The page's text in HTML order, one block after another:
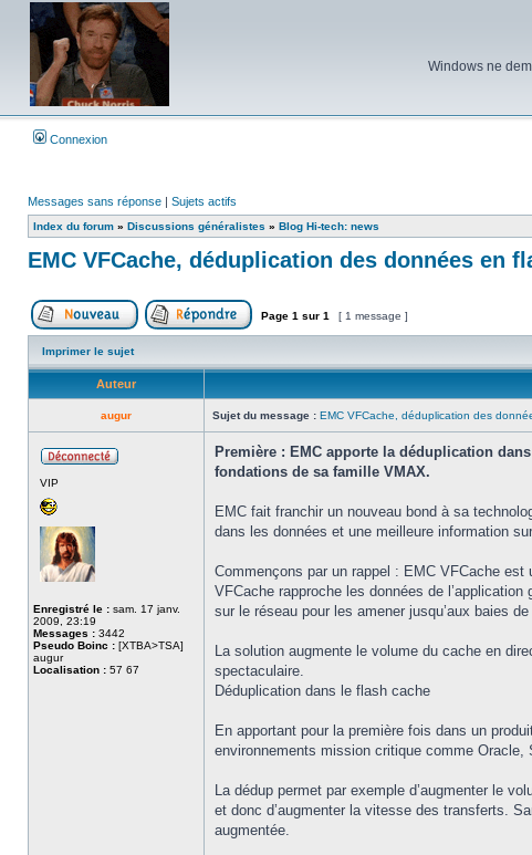
Windows ne
Connexion
Messages sans réponse | Sujets actifs
Index du forum » Discussions généralistes » Blog Hi-tech: news
EMC VFCache, déduplication des données en
Poster un nouveau sujetRépondre au sujet
Page 1 sur 1 [ 1 message ]
Imprimer le sujet
Auteur
augur Sujet du message : EMC VFCache, déduplication des
VIP
Enregistré le : sam. 17 janv.
2009, 23:19
Messages : 3442
Pseudo Boinc : [XTBA>TSA]
augur
Localisation : 57 67
Première : EMC apporte la déduplication
fondations de sa famille VMAX.
EMC fait franchir un nouveau bond à sa
dans les données et une meilleure information
Commençons par un rappel : EMC VFCache
VFCache rapproche les données de
sur le réseau pour les amener jusqu’aux baies
La solution augmente le volume du cache en
spectaculaire.
Déduplication dans le flash cache
En apportant pour la première fois dans un
environnements mission critique comme Oracle,
La dédup permet par exemple d’augmenter le
et donc d’augmenter la vitesse des transferts.
augmentée.